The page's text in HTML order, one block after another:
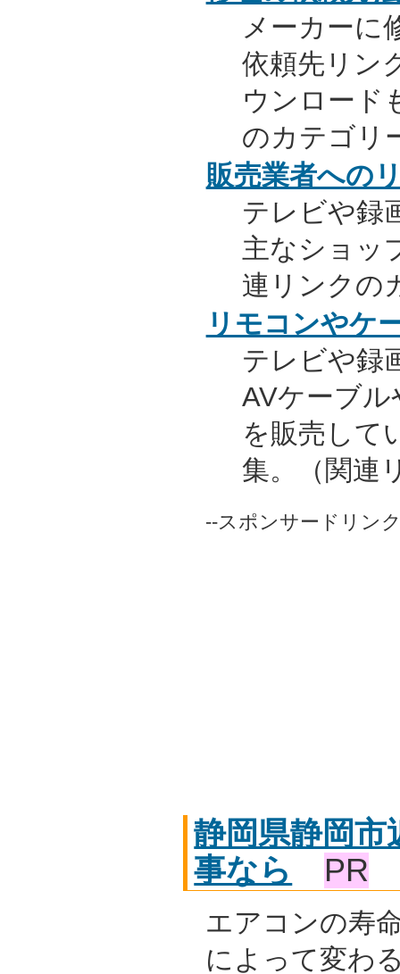
メーカーに
依頼先リン
ウンロード
のカテゴリ
販売業者への
テレビや録
主なショッ
連リンクの
リモコンやケ
テレビや録
AVケーブ
を販売して
集。（関連
--スポンサードリン
静岡県静岡市
事なら
PR
エアコンの寿
によって変わ